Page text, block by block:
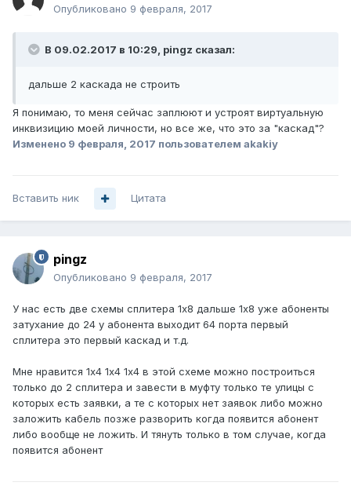
Опубликовано 9 февраля, 2017
В 09.02.2017 в 10:29, pingz сказал:
дальше 2 каскада не строить
Я понимаю, то меня сейчас заплюют и устроят виртуальную
инквизицию моей личности, но все же, что это за "каскад"?
Изменено 9 февраля, 2017 пользователем akakiy
Вставить ник Цитата
pingz
Опубликовано 9 февраля, 2017
У нас есть две схемы сплитера 1х8 дальше 1х8 уже абоненты
затухание до 24 у абонента выходит 64 порта первый
сплитера это первый каскад и т.д.
Мне нравится 1х4 1х4 1х4 в этой схеме можно построиться
только до 2 сплитера и завести в муфту только те улицы с
которых есть заявки, а те с которых нет заявок либо можно
заложить кабель позже разворить когда появится абонент
либо вообще не ложить. И тянуть только в том случае, когда
появится абонент